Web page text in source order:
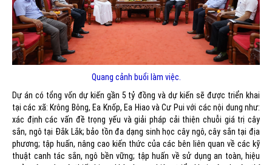
Quang cảnh buổi làm việc.
Dự án có tổng vốn dự kiến gần 5 tỷ đồng và dự kiến sẽ được triển khai
tại các xã: Krông Bông, Ea Knốp, Ea Hiao và Cư Pui với các nội dung như:
xác định các vấn đề trọng yếu và giải pháp cải thiện chuỗi giá trị cây
sắn, ngô tại Đắk Lắk; bảo tồn đa dạng sinh học cây ngô, cây sắn tại địa
phương; tập huấn, nâng cao kiến thức của các bên liên quan về các kỹ
thuật canh tác sắn, ngô bền vững; tập huấn về sử dụng an toàn, hiệu